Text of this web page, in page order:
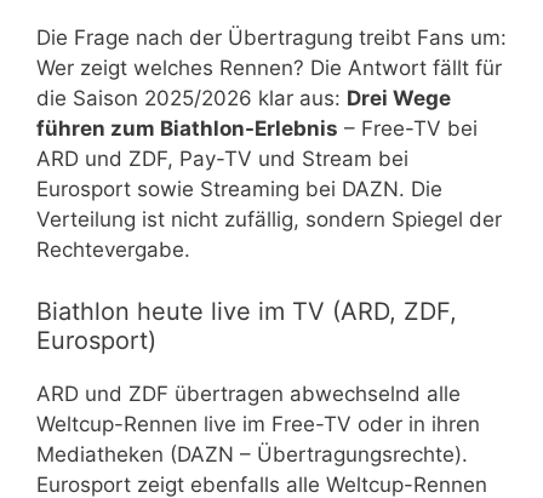
Die Frage nach der Übertragung treibt Fans um:
Wer zeigt welches Rennen? Die Antwort fällt für
die Saison 2025/2026 klar aus: Drei Wege
führen zum Biathlon-Erlebnis – Free-TV bei
ARD und ZDF, Pay-TV und Stream bei
Eurosport sowie Streaming bei DAZN. Die
Verteilung ist nicht zufällig, sondern Spiegel der
Rechtevergabe.
Biathlon heute live im TV (ARD, ZDF,
Eurosport)
ARD und ZDF übertragen abwechselnd alle
Weltcup-Rennen live im Free-TV oder in ihren
Mediatheken (DAZN – Übertragungsrechte).
Eurosport zeigt ebenfalls alle Weltcup-Rennen